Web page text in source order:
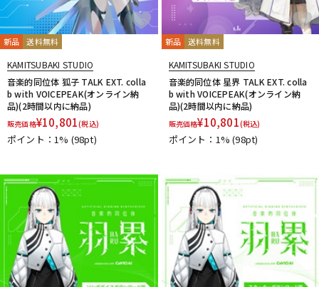
新品 送料無料
KAMITSUBAKI STUDIO
音楽的同位体 狐子 TALK EXT. colla
b with VOICEPEAK(オンライン納
品)(2時間以内に納品)
販売価格¥10,801(税込)
ポイント：1% (98pt)
新品 送料無料
KAMITSUBAKI STUDIO
音楽的同位体 星界 TALK EXT. colla
b with VOICEPEAK(オンライン納
品)(2時間以内に納品)
販売価格¥10,801(税込)
ポイント：1%(98pt)